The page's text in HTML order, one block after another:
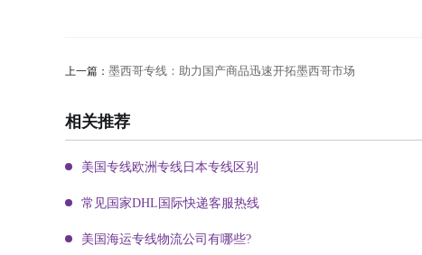
上一篇： 墨西哥专线：助力国产商品迅速开拓墨西哥市场
相关推荐
美国专线欧洲专线日本专线区别
常见国家DHL国际快递客服热线
美国海运专线物流公司有哪些?